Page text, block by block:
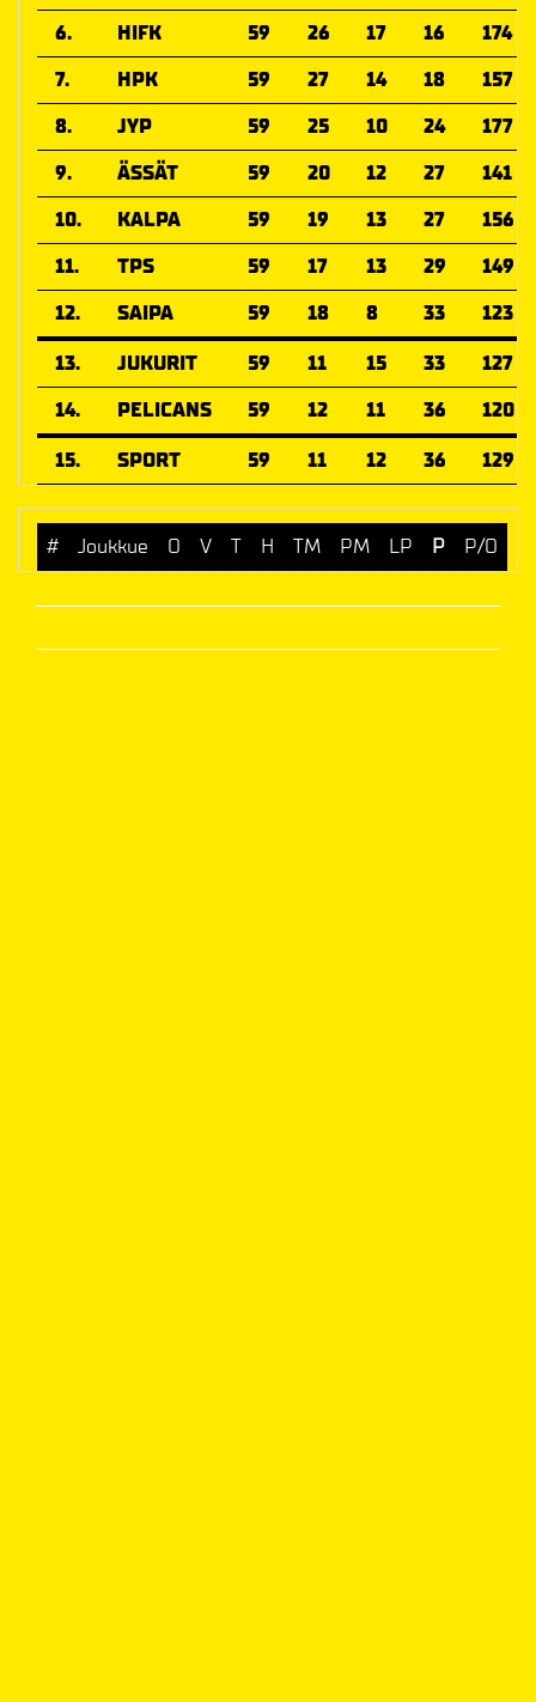
6.
HIFK 59 26 17 16
174
7.
HPK 59 27 14 18
157
8.
JYP 59 25 10 24
177
9.
ÄSSÄT 59 20 12 27
141
10.
KALPA 59 19 13 27
156
11.
TPS 59 17 13 29
149
12.
SAIPA 59 18 8 33
123
13.
JUKURIT 59 11 15 33
127
14.
PELICANS 59 12 11 36
120
15.
SPORT 59 11 12 36 129
# Joukkue O V T H TM PM LP P P/O